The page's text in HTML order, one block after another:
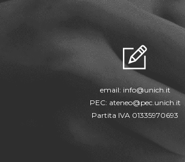
email: info@unich.it
PEC: ateneo@pec.unich.it
Partita IVA 01335970693